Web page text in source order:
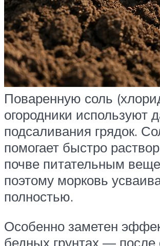
Поваренную соль
огородники используют
подсаливания грядок.
помогает быстро
почве питательным
поэтому морковь
полностью.
Особенно заметен
бедных грунтах — после